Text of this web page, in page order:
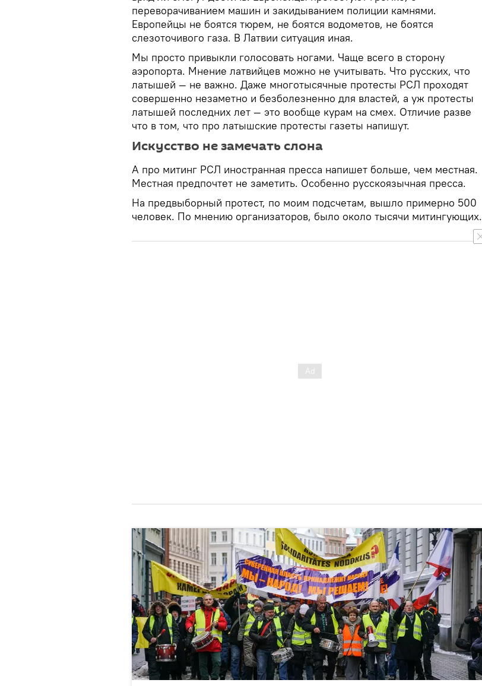
переворачиванием машин и закидыванием полиции камнями.
Европейцы не боятся тюрем, не боятся водометов, не боятся
слезоточивого газа. В Латвии ситуация иная.
Мы просто привыкли голосовать ногами. Чаще всего в сторону
аэропорта. Мнение латвийцев можно не учитывать. Что русских, что
латышей — не важно. Даже многотысячные протесты РСЛ проходят
совершенно незаметно и безболезненно для властей, а уж протесты
латышей последних лет — это вообще курам на смех. Отличие разве
что в том, что про латышские протесты газеты напишут.
Искусство не замечать слона
А про митинг РСЛ иностранная пресса напишет больше, чем местная.
Местная предпочтет не заметить. Особенно русскоязычная пресса.
На предвыборный протест, по моим подсчетам, вышло примерно 500
человек. По мнению организаторов, было около тысячи митингующих.